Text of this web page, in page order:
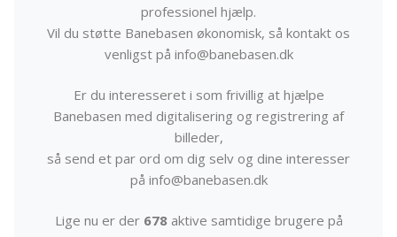
professionel hjælp.
Vil du støtte Banebasen økonomisk, så kontakt os
venligst på info@banebasen.dk
Er du interesseret i som frivillig at hjælpe
Banebasen med digitalisering og registrering af
billeder,
så send et par ord om dig selv og dine interesser
på info@banebasen.dk
Lige nu er der 678aktive samtidige brugere på